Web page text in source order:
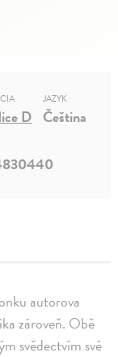
autorova
zároveň. Obě
svědectvím své
D
JAZYK
Čeština